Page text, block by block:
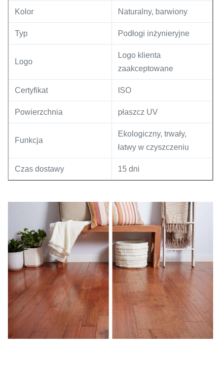
Kolor Naturalny, barwiony
Typ Podłogi inżynieryjne
Logo
Logo klienta
zaakceptowane
Certyfikat ISO
Powierzchnia płaszcz UV
Funkcja
Ekologiczny, trwały,
łatwy w czyszczeniu
Czas dostawy 15 dni